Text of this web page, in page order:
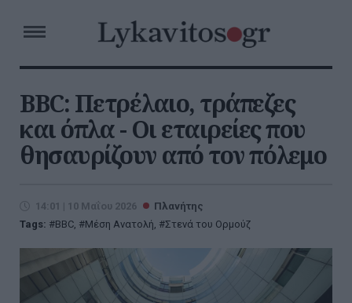
BBC: Πετρέλαιο, τράπεζες
και όπλα - Οι εταιρείες που
θησαυρίζουν από τον πόλεμο
14:01 | 10 Μαΐου 2026
Πλανήτης
Tags:
BBC, Μέση Ανατολή, Στενά του Ορμούζ